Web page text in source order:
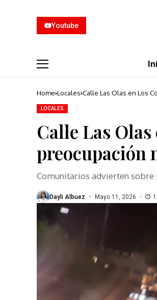
Youtube
Home Locales Calle Las Olas en Los
LOCALES
Calle Las
preocupación
Comunitarios advierten sobre
Dayli Albuez Mayo 11, 2026